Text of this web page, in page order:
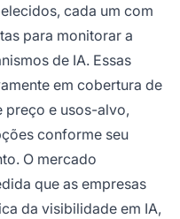
cada um com
para monitorar a
de IA. Essas
em cobertura de
preço e usos-alvo,
conforme seu
O mercado
que as empresas
da visibilidade em IA,